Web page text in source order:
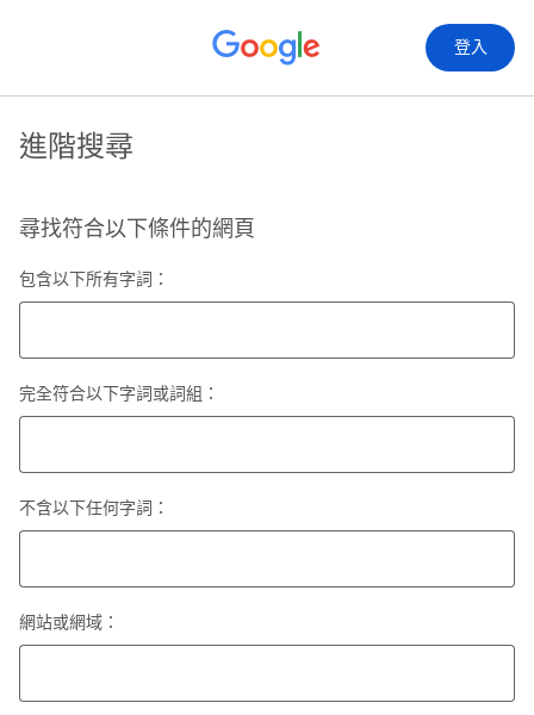
登入
進階搜尋
尋找符合以下條件的網頁
包含以下所有字詞：
完全符合以下字詞或詞組：
不含以下任何字詞：
網站或網域：